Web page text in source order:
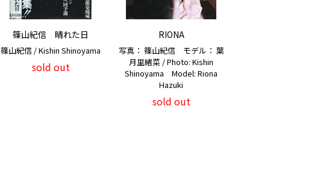
篠山紀信 晴れた日
篠山紀信 / Kishin Shinoyama
sold out
RIONA
写真： 篠山紀信 モデル： 葉
月里緒菜 / Photo: Kishin
Shinoyama Model: Riona
Hazuki
sold out